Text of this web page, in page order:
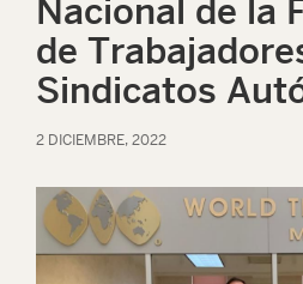
Nacional de la
de
Sindicatos
2 DICIEMBRE, 2022